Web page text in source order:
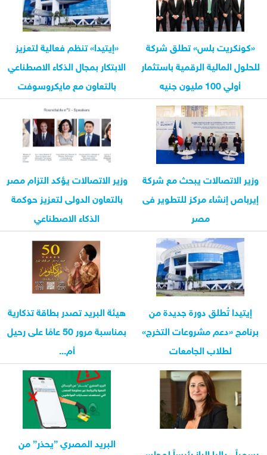
«كونكريت بلس» تطلق شركة
للحلول المالية الرقمية باستثمار
أولي 100 مليون جنيه
«إيتيدا» تنظم فعالية لتعزيز
الابتكار بمجال الذكاء الاصطناعي
بالتعاون مع مايكروسوفت
وزير الاتصالات يبحث مع شركة
إيرباص إنشاء مركز للتطوير فى
مصر
وزير الاتصالات يؤكد التزام مصر
بالتعاون الدولى لتعزيز حوكمة
الذكاء الاصطناعي
إيتيدا تُطلق دورة جديدة من
برنامج «دعم مشروعات التخرج»
لطلاب الجامعات
هيئة البريد تصدر بطاقة تذكارية
بمناسبة مرور 50 عامًا على رحيل
أم...
البريد المصري ”يحذر” من